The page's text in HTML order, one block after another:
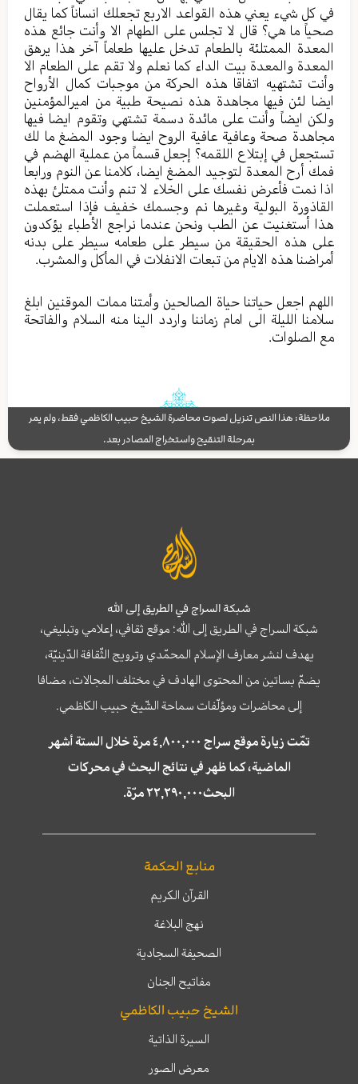
في کل شيء يعني هذه القواعد الاربع تجعلك انساناً کما یقال
صحیاً ما هي؟ قال لا تجلس علی الطهام الا وأنت جائع هذه
المعدة الممتلئة بالطعام تدخل علیها طعاماً آخر هذا یرهق
المعدة والمعدة بیت الداء کما نعلم ولا تقم علی الطعام الا
وأنت تشتهیه اتفاقا هذه الحرکة من موجبات کمال الأرواح
ایضا لئن فیها مجاهدة هذه نصیحة طبیة من امیرالمؤمنین
ولکن ایضاً وأنت علی مائدة دسمة تشتهي وتقوم ایضا فیها
مجاهدة صحة وعافیة عافیة الروح ایضا وجود المضغ ما لك
تستجعل في إبتلاع اللقمه؟ إجعل قسماً من عملیة الهضم في
فمك أرح المعدة لتوجید المضغ ایضا، کلامنا عن النوم ورابعا
اذا نمت فأعرض نفسك علی الخلاء لا تنم وأنت ممتلئ بهذه
القاذورة البولیة وغیرها نم وجسمك خفیف فإذا استعملت
هذا أستغنیت عن الطب ونحن عندما نراجع الأطباء یؤکدون
علی هذه الحقیقة من سیطر علی طعامه سیطر علی بدنه
أمراضنا هذه الایام من تبعات الانفلات في المأكل والمشرب.
اللهم اجعل حیاتنا حیاة الصالحین وأمتنا ممات الموقنین ابلغ
سلامنا اللیلة الی امام زماننا واردد الینا منه السلام والفاتحة
مع الصلوات.
ملاحظة: هذا النص تنزيل لصوت محاضرة الشيخ حبيب الكاظمي فقط، ولم يمر
بمرحلة التنقيح واستخراج المصادر بعد.
شبكة السراج في الطريق إلى الله
شبكة السراج في الطريق إلى الله؛ موقع ثقافي، إعلامي وتبليغي،
يهدف لنشر معارف الإسلام المحمّدي وترويج الثّقافة الدّينيّة،
يضمّ بساتين من المحتوى الهادف في مختلف المجالات، مضافا
إلى محاضرات ومؤلّفات سماحة الشّيخ حبيب الكاظمي.
تمّت زيارة موقع سراج ٤,٨٠٠,٠٠٠ مرة خلال الستة أشهر
الماضية، كما ظهر في نتائج البحث في محركات
البحث٢٢,٢٩٠,٠٠٠ مرّة.
منابع الحكمة
القرآن الكريم
نهج البلاغة
الصحيفة السجادية
مفاتيح الجنان
الشيخ حبيب الكاظمي
السيرة الذاتية
معرض الصور